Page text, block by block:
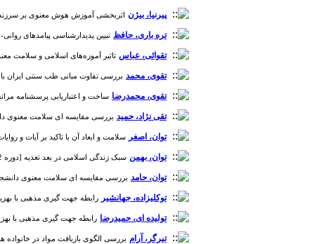
پیرنیا، بیژن اثربخشی آموزش هوش معنوی بر سرزندگی
تره باری، حافظ تبیین پدیدارشناسی پیامدهای روانی-
تقوائی، عباس تاثیر آموزه‌های اسلامی و سلامت معنوی
تقوی، محمد بررسی تفاوت مبانی طب سنتی ایران با طب
تقوی، محمدرضا ساخت و اعتباریابی پرسشنامه مراتب
تقی نژاد، حمید بررسی مقایسه ای سلامت معنوی
توان، اصغر سلامت و ابعاد آن با تاکید بر آیات و روایات:
توان، بهمن سبک زندگی اسلامی در بعد تغذیه [دوره 2، شماره 2]
توان، حامد بررسی مقایسه ای سلامت معنوی دانشجویان
توکلیزاده، جهانشیر رابطه جهت گیری مذهبی با بهزیستی
تولیده ای، حمیدرضا رابطه جهت گیری مذهبی با بهزیستی
تیرگر، آرام بررسی الگوی بازیافت مواد در خانواده ها با